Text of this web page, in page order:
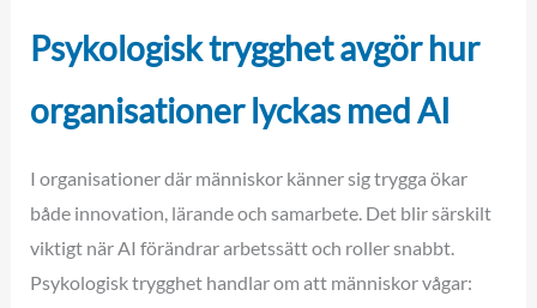
Psykologisk trygghet avgör hur
organisationer lyckas med AI
I organisationer där människor känner sig trygga ökar
både innovation, lärande och samarbete. Det blir särskilt
viktigt när AI förändrar arbetssätt och roller snabbt.
Psykologisk trygghet handlar om att människor vågar: